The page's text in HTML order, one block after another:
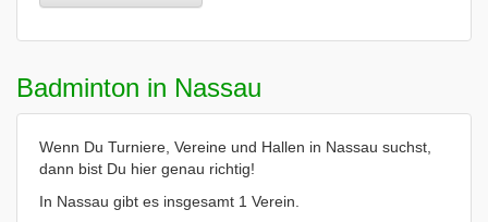
Badminton in Nassau
Wenn Du Turniere, Vereine und Hallen in Nassau suchst,
dann bist Du hier genau richtig!
In Nassau gibt es insgesamt 1 Verein.